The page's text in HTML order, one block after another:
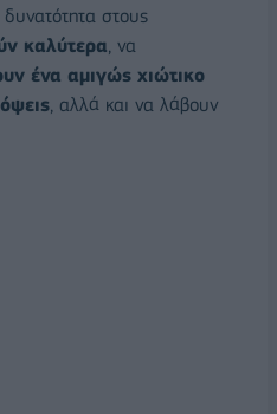
στους
καλύτερα, να
ένα αμιγώς χιώτικο
, αλλά και να λάβουν